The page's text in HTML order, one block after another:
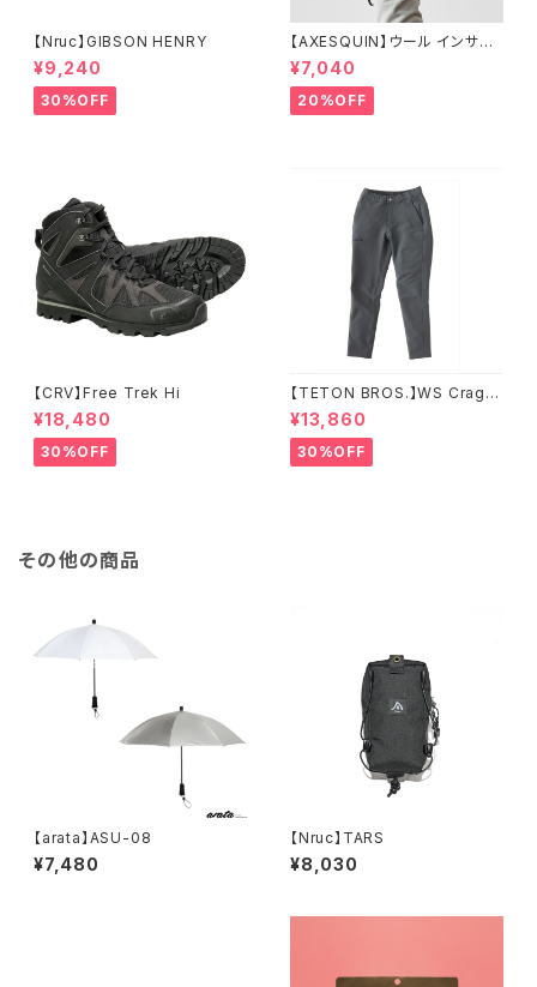
【Nruc】GIBSON HENRY
¥9,240
30%OFF
【AXESQUIN】ウール インサレ
ーション トリガー ミトン
¥7,040
20%OFF
【CRV】Free Trek Hi
¥18,480
30%OFF
【TETON BROS.】WS Crag P
ant
¥13,860
30%OFF
その他の商品
【arata】ASU-08
¥7,480
【Nruc】TARS
¥8,030